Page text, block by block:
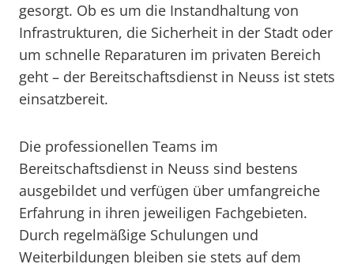
gesorgt. Ob es um die Instandhaltung von
Infrastrukturen, die Sicherheit in der Stadt oder
um schnelle Reparaturen im privaten Bereich
geht – der Bereitschaftsdienst in Neuss ist stets
einsatzbereit.
Die professionellen Teams im
Bereitschaftsdienst in Neuss sind bestens
ausgebildet und verfügen über umfangreiche
Erfahrung in ihren jeweiligen Fachgebieten.
Durch regelmäßige Schulungen und
Weiterbildungen bleiben sie stets auf dem